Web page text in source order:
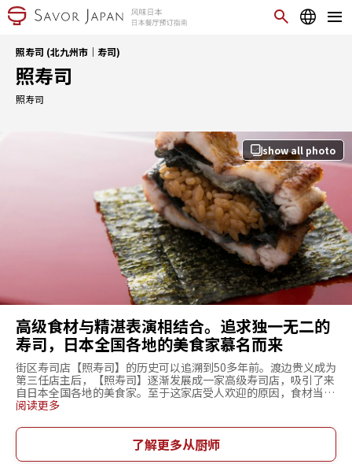
照寿司 (北九州市｜寿司)
照寿司
照寿司
show all photo
高级食材与精湛表演相结合。追求独一无二的
寿司，日本全国各地的美食家慕名而来
街区寿司店【照寿司】的历史可以追溯到50多年前。渡边贵义成为
第三任店主后，【照寿司】逐渐发展成一家高级寿司店，吸引了来
自日本全国各地的美食家。至于这家店受人欢迎的原因，食材当居
首位。渡边四处奔走寻求食材，坚持从中介商、渔民那里采购鱼
巨大的明虾、毛蚶、褐石斑鱼、黑鲍鱼……。在醋饭中添加专程从
当地酿造厂订购的发酵醋，将食材与其醋饭捏成的寿司就是照寿
司。此外，渡边精湛的表演也让食客们大饱眼福，这家寿司的味道
阅读更多
了解更多从厨师